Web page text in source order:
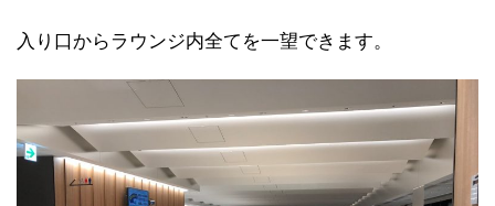
入り口からラウンジ内全てを一望できます。